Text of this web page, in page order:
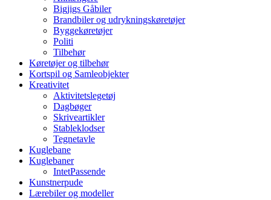
Bigjigs Gåbiler
Brandbiler og udrykningskøretøjer
Byggekøretøjer
Politi
Tilbehør
Køretøjer og tilbehør
Kortspil og Samleobjekter
Kreativitet
Aktivitetslegetøj
Dagbøger
Skriveartikler
Stableklodser
Tegnetavle
Kuglebane
Kuglebaner
IntetPassende
Kunstnerpude
Lærebiler og modeller